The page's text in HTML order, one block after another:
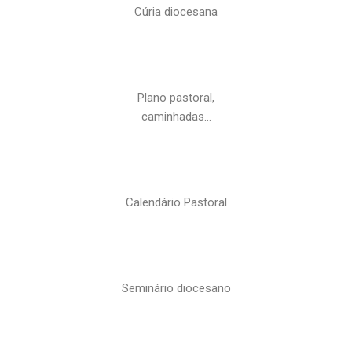
Cúria diocesana
Plano pastoral,
caminhadas…
Calendário Pastoral
Seminário diocesano